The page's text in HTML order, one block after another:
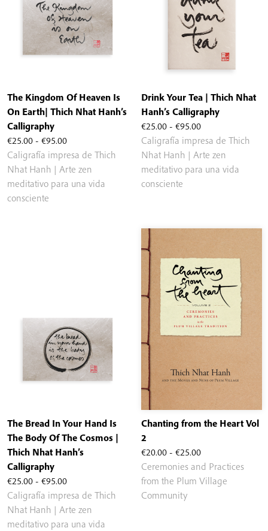
€25.00 - €95.00Rango
de
precios:
desde
The Kingdom Of Heaven Is
On Earth| Thich Nhat Hanh’s
Calligraphy
Caligrafía impresa de Thich
Nhat Hanh | Arte zen
meditativo para una vida
consciente
€25.00 - €95.00Rango
de
precios:
desde
Drink Your Tea | Thich Nhat
Hanh’s Calligraphy
Caligrafía impresa de Thich
Nhat Hanh | Arte zen
meditativo para una vida
consciente
€25.00 - €95.00Rango
de
precios:
desde
The Bread In Your Hand Is
The Body Of The Cosmos |
Thich Nhat Hanh’s
Calligraphy
Caligrafía impresa de Thich
Nhat Hanh | Arte zen
meditativo para una vida
€20.00 - €25.00Rango
de
precios:
Chanting from the Heart Vol
2
Ceremonies and Practices
from the Plum Village
Community